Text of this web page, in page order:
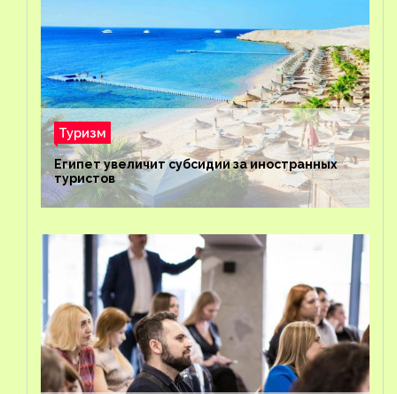
Туризм
Египет увеличит субсидии за иностранных
туристов